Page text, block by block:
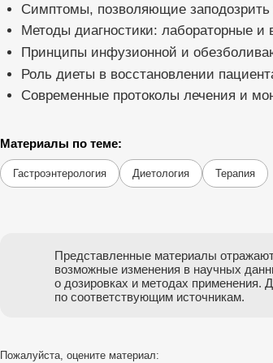
Симптомы, позволяющие заподозрить
Методы диагностики: лабораторные и
Принципы инфузионной и
Роль диеты в восстановлении
Современные протоколы лечения и
Материалы по теме:
Гастроэнтерология Диетология Терапия
Представленные материалы
возможные изменения в научных
о дозировках и методах применения.
по соответствующим источникам.
Пожалуйста, оцените материал: